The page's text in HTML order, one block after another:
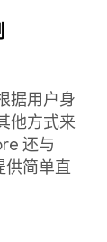
据用户身
他方式来
还与
供简单直